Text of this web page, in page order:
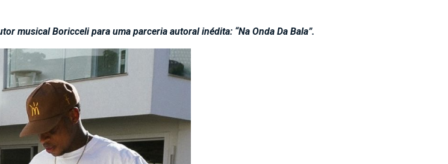
musical Boricceli para uma parceria autoral inédita: “Na Onda Da Bala”.